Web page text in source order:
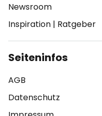
Newsroom
Inspiration | Ratgeber
Seiteninfos
AGB
Datenschutz